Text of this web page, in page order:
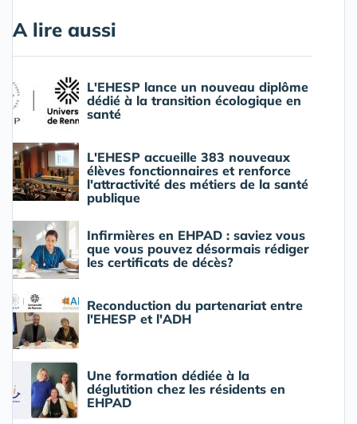
A lire aussi
L'EHESP lance un nouveau diplôme
dédié à la transition écologique en
santé
L'EHESP accueille 383 nouveaux
élèves fonctionnaires et renforce
l'attractivité des métiers de la santé
publique
Infirmières en EHPAD : saviez vous
que vous pouvez désormais rédiger
les certificats de décès?
Reconduction du partenariat entre
l'EHESP et l'ADH
Une formation dédiée à la
déglutition chez les résidents en
EHPAD